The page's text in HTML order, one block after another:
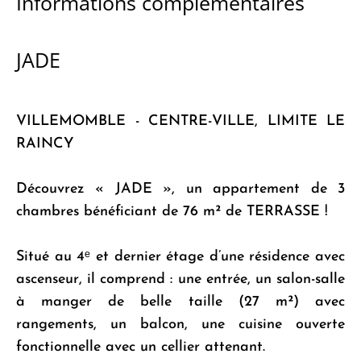
JADE
VILLEMOMBLE - CENTRE-VILLE, LIMITE LE
RAINCY
Découvrez « JADE », un appartement de 3
chambres bénéficiant de 76 m² de TERRASSE !
Situé au 4ᵉ et dernier étage d’une résidence avec
ascenseur, il comprend : une entrée, un salon-salle
à manger de belle taille (27 m²) avec
rangements, un balcon, une cuisine ouverte
fonctionnelle avec un cellier attenant.